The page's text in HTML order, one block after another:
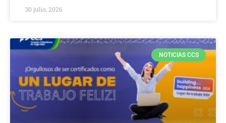
30 julio, 2026
NOTICIAS CCS